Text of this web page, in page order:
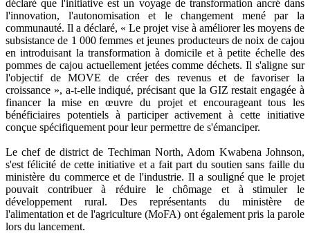
déclaré que l'initiative est un voyage de transformation ancré dans
l'innovation, l'autonomisation et le changement mené par la
communauté. Il a déclaré, « Le projet vise à améliorer les moyens de
subsistance de 1 000 femmes et jeunes producteurs de noix de cajou
en introduisant la transformation à domicile et à petite échelle des
pommes de cajou actuellement jetées comme déchets. Il s'aligne sur
l'objectif de MOVE de créer des revenus et de favoriser la
croissance », a-t-elle indiqué, précisant que la GIZ restait engagée à
financer la mise en œuvre du projet et encourageant tous les
bénéficiaires potentiels à participer activement à cette initiative
conçue spécifiquement pour leur permettre de s'émanciper.
Le chef de district de Techiman North, Adom Kwabena Johnson,
s'est félicité de cette initiative et a fait part du soutien sans faille du
ministère du commerce et de l'industrie. Il a souligné que le projet
pouvait contribuer à réduire le chômage et à stimuler le
développement rural. Des représentants du ministère de
l'alimentation et de l'agriculture (MoFA) ont également pris la parole
lors du lancement.